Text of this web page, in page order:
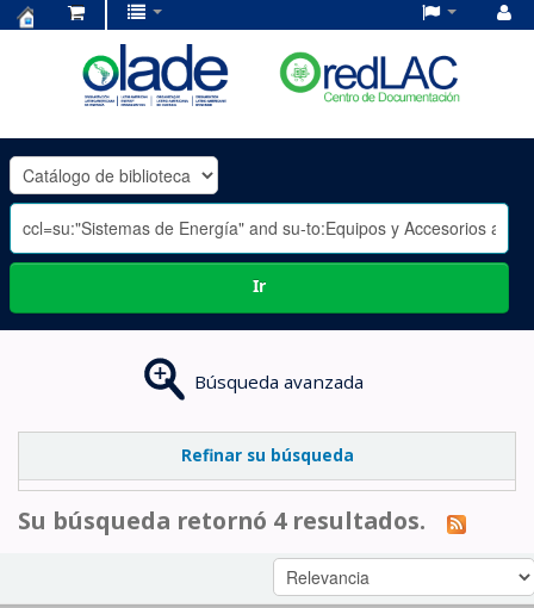
OLADE
-
Ir
Búsqueda avanzada
Refinar su búsqueda
Su búsqueda retornó 4 resultados.